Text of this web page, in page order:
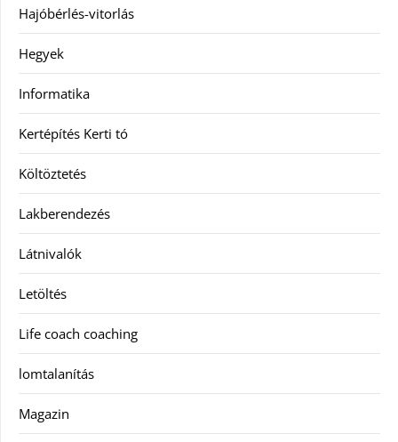
Hajóbérlés-vitorlás
Hegyek
Informatika
Kertépítés Kerti tó
Költöztetés
Lakberendezés
Látnivalók
Letöltés
Life coach coaching
lomtalanítás
Magazin